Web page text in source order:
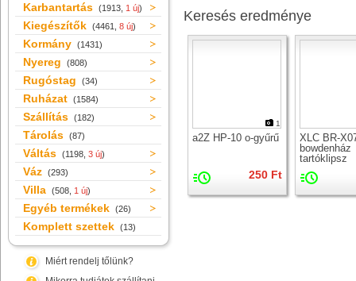
Karbantartás (1913, 1 új)
Kiegészítők (4461, 8 új)
Kormány (1431)
Nyereg (808)
Rugóstag (34)
Ruházat (1584)
Szállítás (182)
Tárolás (87)
Váltás (1198, 3 új)
Váz (293)
Villa (508, 1 új)
Egyéb termékek (26)
Komplett szettek (13)
Miért rendelj tőlünk?
Keresés eredménye
1
a2Z HP-10 o-gyűrű
250 Ft
XLC BR-
bowdenház
tartóklipsz
kábelvezető